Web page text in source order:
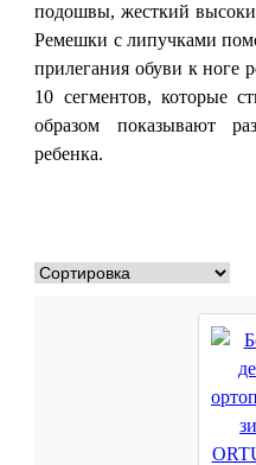
подошвы, жесткий
Ремешки с липучками
прилегания обуви к ноге
10 сегментов, которые
образом показывают
ребенка.